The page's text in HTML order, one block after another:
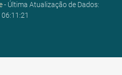
- Última Atualização de Dados: